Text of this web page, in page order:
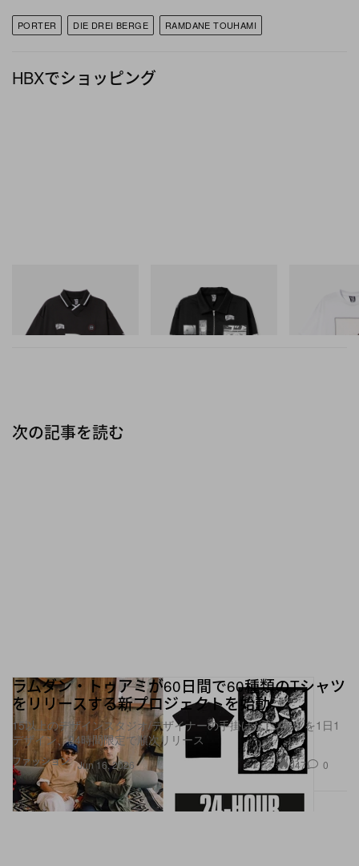
を演出した。
ハーネスのクッション材は、内側と外側で厚みを変
えることにより肩から落ちにくく、重さによってか
かる圧力を分散。また、PCが収納可能なポケット
まで使い勝手にこだわった日本の職人技にも注目し
SHINJUKU』にて販売予定（*オンラインでの販売
は無し）。いずれも完全数量限定のため、在庫がな
くなり次第販売終了となる。また、コラボレーショ
ンアイテムのローンチを記念したイベントが
『PORTER OMOTESANDO』にて同日より開催。
本イベントではコラボバックパック2型に加え、日
本初上陸の〈DIE DREI BERGE〉オリジナルアイテ
PORTER DIE DREI BERGE RAMDANE TOUHAMI
HBXでショッピング
Billionaire Boys Club X Initial
D Game Shirt
今すぐ購入
Billionaire Boys Club X Initial
D Cotton Jacket
今すぐ購入
Billionaire
D Cotton T-
ファッション
をリリースする新プロジェクトを始動
15以上のデザインスタジオ/デザイナーの手掛けたTシャツを1日1
デザイン、24時間限定で順次リリース
Jun 16, 2026 947